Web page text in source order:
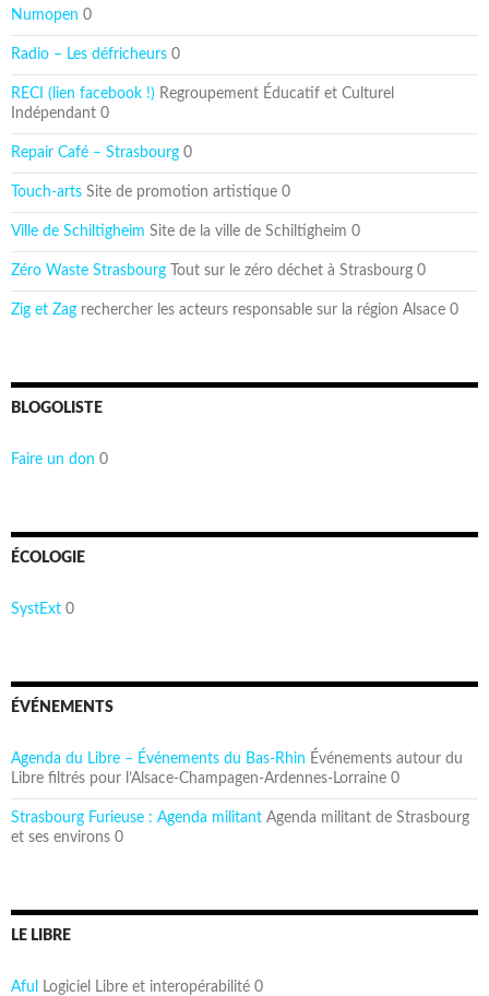
Numopen 0
Radio – Les défricheurs 0
RECI (lien facebook !) Regroupement Éducatif et Culturel
Indépendant 0
Repair Café – Strasbourg 0
Touch-arts Site de promotion artistique 0
Ville de Schiltigheim Site de la ville de Schiltigheim 0
Zéro Waste Strasbourg Tout sur le zéro déchet à Strasbourg 0
Zig et Zag rechercher les acteurs responsable sur la région Alsace 0
BLOGOLISTE
Faire un don 0
ÉCOLOGIE
SystExt 0
ÉVÉNEMENTS
Agenda du Libre – Événements du Bas-Rhin Événements autour du
Libre filtrés pour l’Alsace-Champagen-Ardennes-Lorraine 0
Strasbourg Furieuse : Agenda militant Agenda militant de Strasbourg
et ses environs 0
LE LIBRE
Aful Logiciel Libre et interopérabilité 0